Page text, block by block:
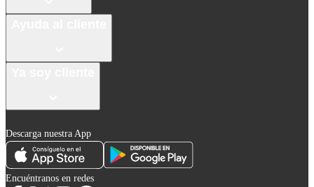
Descarga nuestra App
Encuéntranos en redes